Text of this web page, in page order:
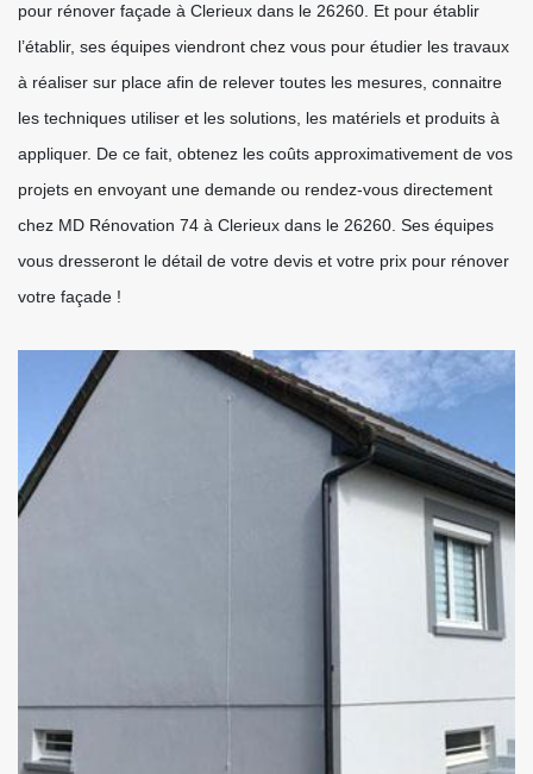
pour rénover façade à Clerieux dans le 26260. Et pour établir
l’établir, ses équipes viendront chez vous pour étudier les travaux
à réaliser sur place afin de relever toutes les mesures, connaitre
les techniques utiliser et les solutions, les matériels et produits à
appliquer. De ce fait, obtenez les coûts approximativement de vos
projets en envoyant une demande ou rendez-vous directement
chez MD Rénovation 74 à Clerieux dans le 26260. Ses équipes
vous dresseront le détail de votre devis et votre prix pour rénover
votre façade !